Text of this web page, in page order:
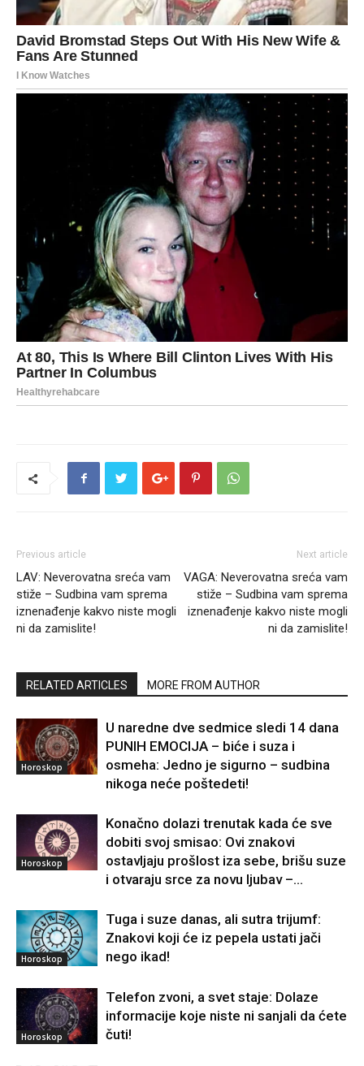
Previous article
LAV: Neverovatna sreća vam
stiže – Sudbina vam sprema
iznenađenje kakvo niste mogli
ni da zamislite!
Next article
VAGA: Neverovatna sreća vam
stiže – Sudbina vam sprema
iznenađenje kakvo niste mogli
ni da zamislite!
RELATED ARTICLES MORE FROM AUTHOR
Horoskop
U naredne dve sedmice sledi 14 dana
PUNIH EMOCIJA – biće i suza i
osmeha: Jedno je sigurno – sudbina
nikoga neće poštedeti!
Horoskop
Konačno dolazi trenutak kada će sve
dobiti svoj smisao: Ovi znakovi
ostavljaju prošlost iza sebe, brišu suze
i otvaraju srce za novu ljubav –...
Horoskop
Tuga i suze danas, ali sutra trijumf:
Znakovi koji će iz pepela ustati jači
nego ikad!
Horoskop
Telefon zvoni, a svet staje: Dolaze
informacije koje niste ni sanjali da ćete
čuti!